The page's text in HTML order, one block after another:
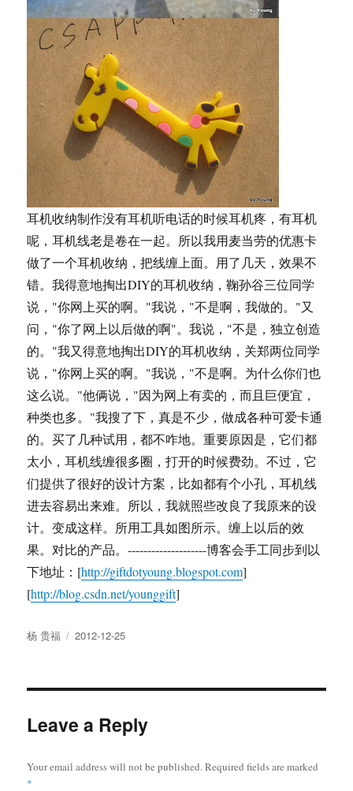
耳机收纳制作没有耳机听电话的时候耳机疼，有耳机
呢，耳机线老是卷在一起。所以我用麦当劳的优惠卡
做了一个耳机收纳，把线缠上面。用了几天，效果不
错。我得意地掏出DIY的耳机收纳，鞠孙谷三位同学
说，"你网上买的啊。"我说，"不是啊，我做的。"又
问，"你了网上以后做的啊"。我说，"不是，独立创造
的。"我又得意地掏出DIY的耳机收纳，关郑两位同学
说，"你网上买的啊。"我说，"不是啊。为什么你们也
这么说。"他俩说，"因为网上有卖的，而且巨便宜，
种类也多。"我搜了下，真是不少，做成各种可爱卡通
的。买了几种试用，都不咋地。重要原因是，它们都
太小，耳机线缠很多圈，打开的时候费劲。不过，它
们提供了很好的设计方案，比如都有个小孔，耳机线
进去容易出来难。所以，我就照些改良了我原来的设
计。变成这样。所用工具如图所示。缠上以后的效
果。对比的产品。--------------------博客会手工同步到以
下地址：[http://giftdotyoung.blogspot.com]
[http://blog.csdn.net/younggift]
Author
杨 贵福
Posted
2012-12-25
Leave a Reply
Your email address will not be published.Required fields are marked
*